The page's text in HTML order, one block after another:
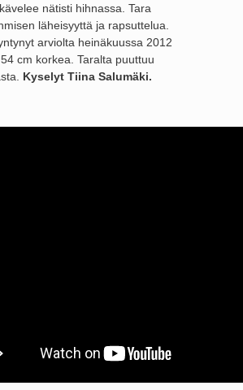
nätisti hihnassa. Tara
läheisyyttä ja rapsuttelua.
arviolta heinäkuussa 2012
cm korkea. Taralta puuttuu
Kyselyt Tiina Salumäki.